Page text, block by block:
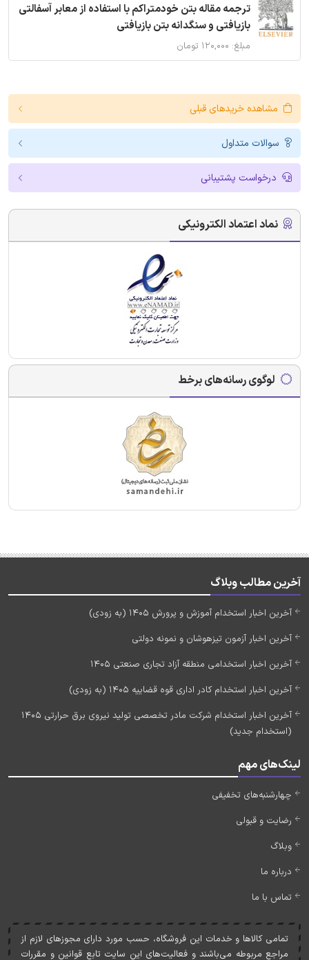
ترجمه مقاله بتن خودمتراکم با استفاده از معابر آسفالتی
بازیافتی و سنگدانه بتن بازیافتی
مبلغ: ۱۲۰,۰۰۰ تومان
مشاهده خریدهای قبلی
سوالات متداول
درخواست پشتیبانی
نماد اعتماد الکترونیکی
لوگوی رسانه‌های برخط
آخرین مطالب وبلاگ
آخرین اخبار استخدام آموزش و پرورش 1405 (به زودی)
آخرین اخبار آزمون تیزهوشان و نمونه دولتی
آخرین اخبار استخدامی منطقه آزاد تجاری صنعتی 1405
آخرین اخبار استخدام کادر اداری قوه قضاییه 1405 (به زودی)
آخرین اخبار استخدام شرکت مادر تخصصی تولید نیروی برق حرارتی 1405
(استخدام جدید)
لینک‌های مهم
چهارشنبه‌های تخفیفی
رضایت و قبولی
وبلاگ
درباره ما
تماس با ما
تمامی کالاها و خدمات اين فروشگاه، حسب مورد دارای مجوزهای لازم از
مراجع مربوطه می‌باشند و فعاليت‌های اين سايت تابع قوانين و مقررات